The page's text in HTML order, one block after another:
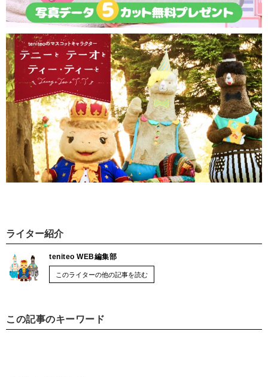
ライター紹介
teniteo WEB編集部
このライターの他の記事を読む
この記事のキーワード